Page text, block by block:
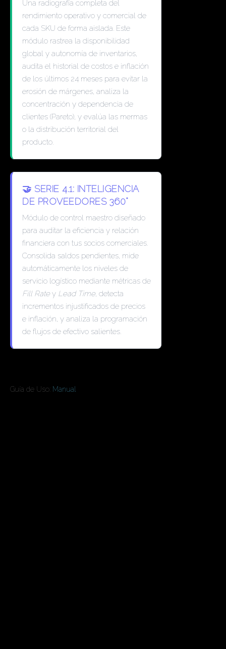
Una radiografía completa del
rendimiento operativo y comercial de
cada SKU de forma aislada. Este
módulo rastrea la disponibilidad
global y autonomía de inventarios,
audita el historial de costos e inflación
de los últimos 24 meses para evitar la
erosión de márgenes, analiza la
concentración y dependencia de
clientes (Pareto), y evalúa las mermas
o la distribución territorial del
producto.
🤝 SERIE 4.1: INTELIGENCIA
DE PROVEEDORES 360°
Módulo de control maestro diseñado
para auditar la eficiencia y relación
financiera con tus socios comerciales.
Consolida saldos pendientes, mide
automáticamente los niveles de
servicio logístico mediante métricas de
Fill Ratey Lead Time, detecta
incrementos injustificados de precios
e inflación, y analiza la programación
de flujos de efectivo salientes.
Guía de Uso: Manual